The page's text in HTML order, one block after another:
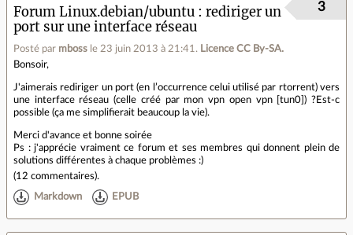
Forum Linux.debian/ubuntu
rediriger un
port sur une interface réseau
Posté par mboss le 23 juin 2013 à 21:41 . Licence CC By‑SA.
3
Bonsoir,
J'aimerais rediriger un port (en l’occurrence celui utilisé par rtorrent) vers
une interface réseau (celle créé par mon vpn open vpn [tun0]) ?Est-c
possible (ça me simplifierait beaucoup la vie).
Merci d'avance et bonne soirée
Ps : j'apprécie vraiment ce forum et ses membres qui donnent plein de
solutions différentes à chaque problèmes :)
(12 commentaires).
Markdown EPUB